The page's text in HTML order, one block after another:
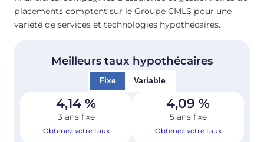
placements comptent sur le Groupe CMLS pour une
variété de services et technologies hypothécaires.
Meilleurs taux hypothécaires
Fixe Variable
4,14 %
3 ans fixe
Obtenez votre taux
4,09 %
5 ans fixe
Obtenez votre taux